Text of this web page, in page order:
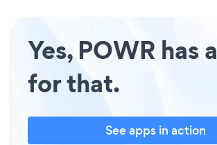
Yes, POWR has
for that.
See apps in action